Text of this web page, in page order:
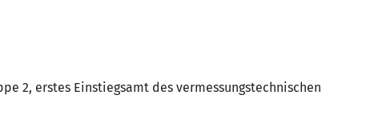
2, erstes Einstiegsamt des vermessungstechnischen